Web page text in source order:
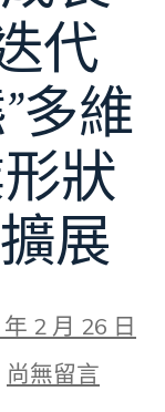
代
多維
狀
展
2 月 26 日
在
〈“縣
尚無留言